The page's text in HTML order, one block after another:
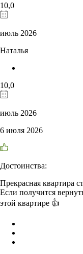
10,0
июль 2026
Наталья
10,0
июль 2026
6 июля 2026
Достоинства:
Прекрасная квартира
Если получится
этой квартире 👍